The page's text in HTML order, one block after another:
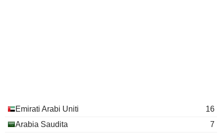
Emirati Arabi Uniti
16
Arabia Saudita
7